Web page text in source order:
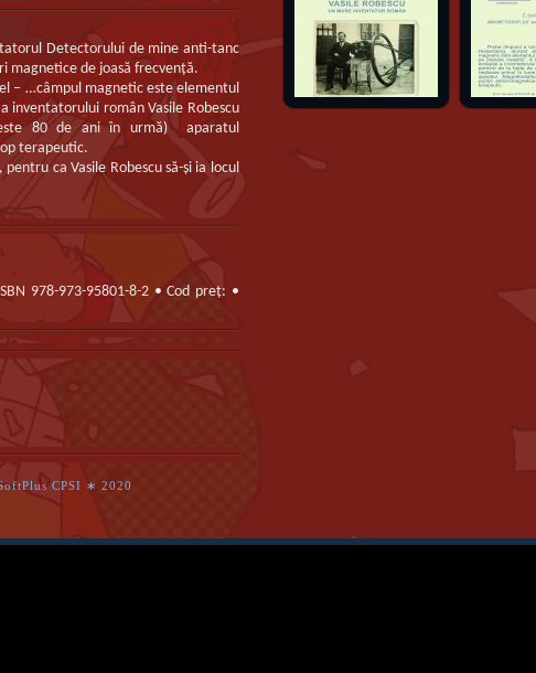
Detectorului de mine anti-tanc
magnetice de joasă frecvenţă.
– …câmpul magnetic este elementul
inventatorului român Vasile Robescu
80 de ani în urmă) aparatul
terapeutic.
ca Vasile Robescu să-şi ia locul
978-973-95801-8-2 • Cod preț: •
CPSI ∗ 2020